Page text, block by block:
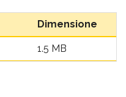
Dimensione
1.5 MB